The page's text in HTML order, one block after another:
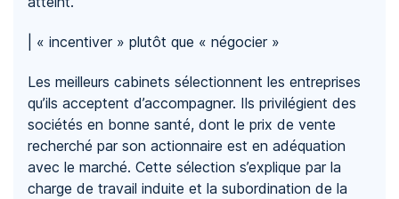
| « incentiver » plutôt que « négocier »
Les meilleurs cabinets sélectionnent les entreprises
qu’ils acceptent d’accompagner. Ils privilégient des
sociétés en bonne santé, dont le prix de vente
recherché par son actionnaire est en adéquation
avec le marché. Cette sélection s’explique par la
charge de travail induite et la subordination de la